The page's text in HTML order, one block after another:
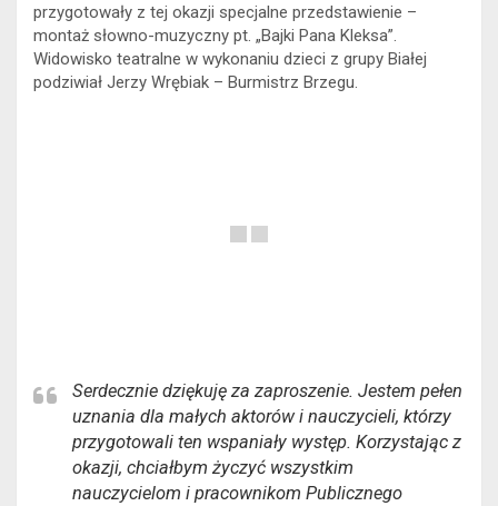
przygotowały z tej okazji specjalne przedstawienie –
montaż słowno-muzyczny pt. „Bajki Pana Kleksa”.
Widowisko teatralne w wykonaniu dzieci z grupy Białej
podziwiał Jerzy Wrębiak – Burmistrz Brzegu.
Serdecznie dziękuję za zaproszenie. Jestem pełen
uznania dla małych aktorów i nauczycieli, którzy
przygotowali ten wspaniały występ. Korzystając z
okazji, chciałbym życzyć wszystkim
nauczycielom i pracownikom Publicznego